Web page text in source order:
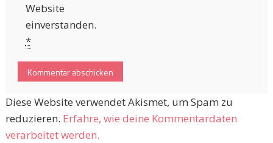
Website
einverstanden.
*
Diese Website verwendet Akismet, um Spam zu
reduzieren. Erfahre, wie deine Kommentardaten
verarbeitet werden.